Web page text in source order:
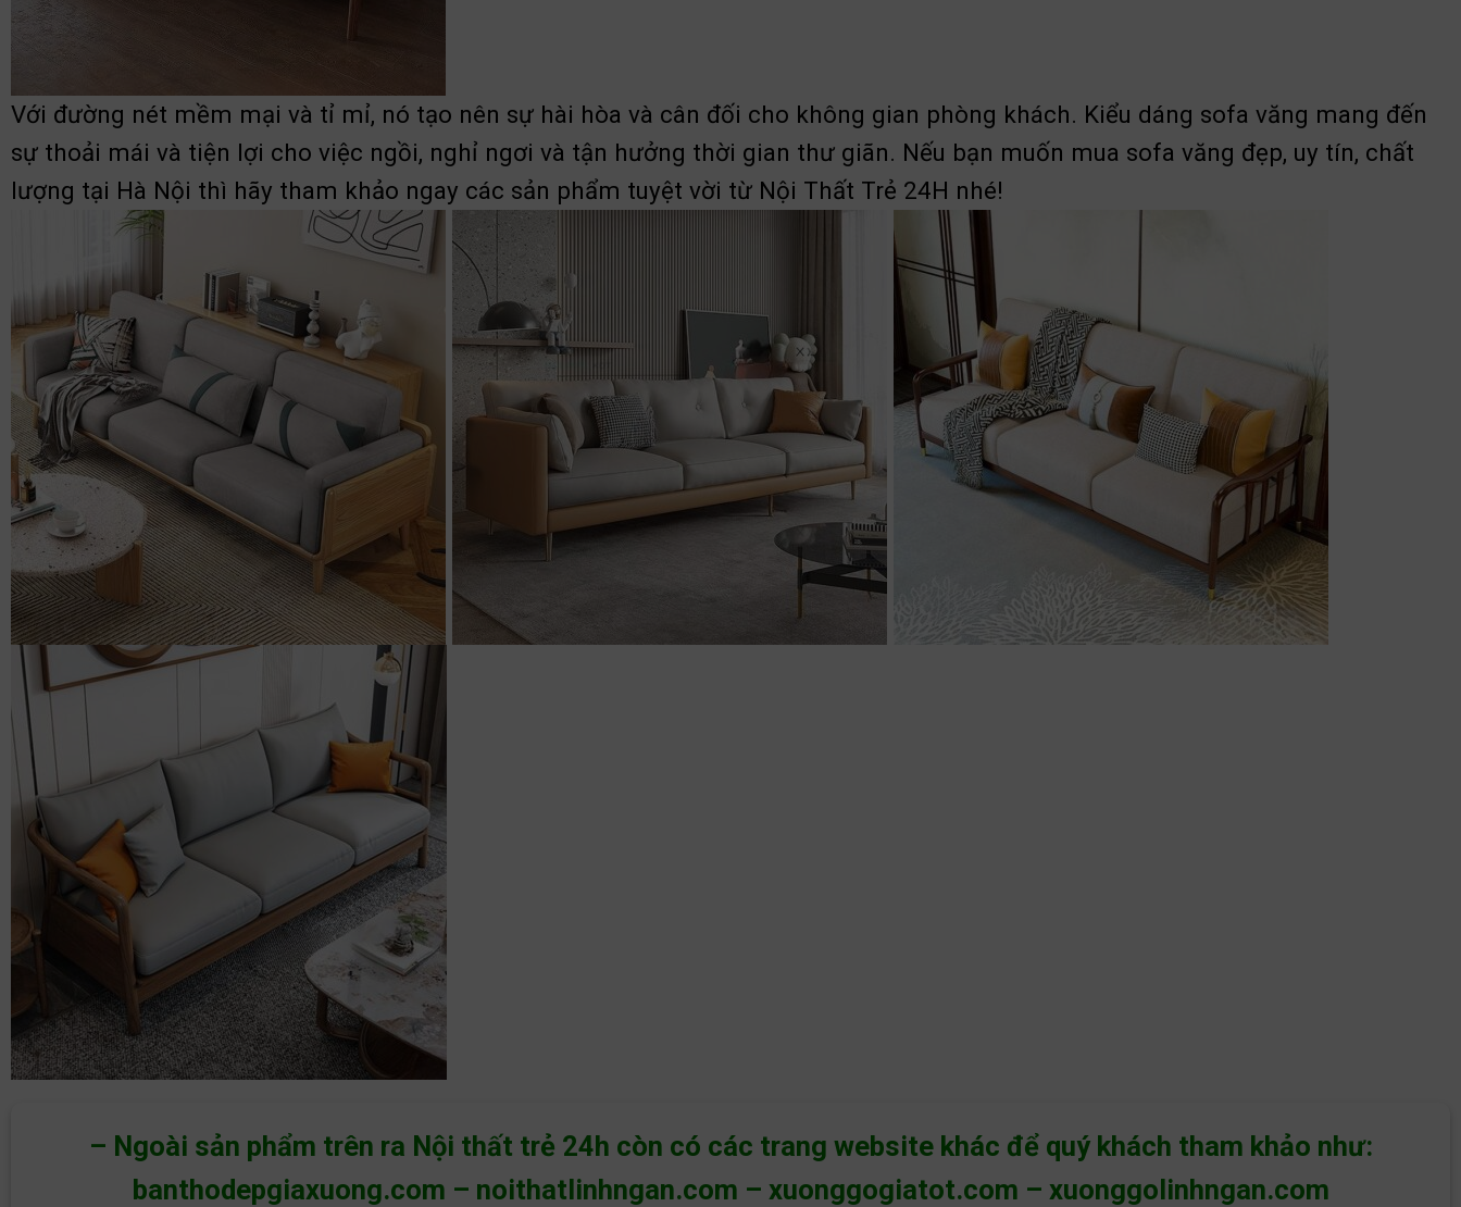
Với đường nét mềm mại và tỉ mỉ, nó tạo nên sự hài hòa và cân đối cho không gian phòng khách. Kiểu dáng sofa văng mang đến
sự thoải mái và tiện lợi cho việc ngồi, nghỉ ngơi và tận hưởng thời gian thư giãn. Nếu bạn muốn mua sofa văng đẹp, uy tín, chất
lượng tại Hà Nội thì hãy tham khảo ngay các sản phẩm tuyệt vời từ Nội Thất Trẻ 24H nhé!
– Ngoài sản phẩm trên ra Nội thất trẻ 24h còn có các trang website khác để quý khách tham khảo như:
banthodepgiaxuong.com – noithatlinhngan.com – xuonggogiatot.com – xuonggolinhngan.com